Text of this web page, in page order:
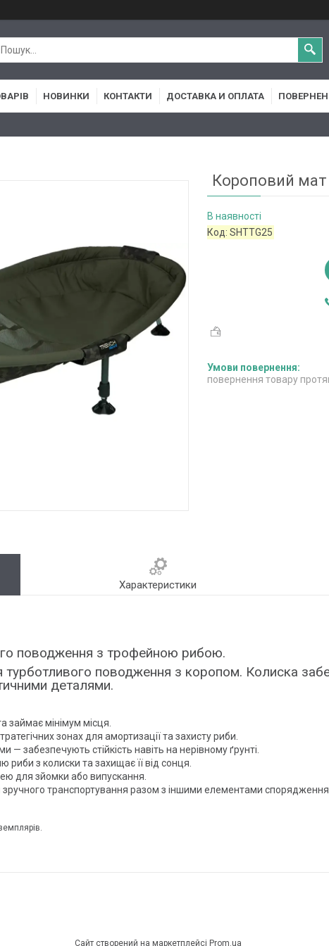
НОВИНКИ КОНТАКТИ ДОСТАВКА И ОПЛАТА
Короповий мат
В наявності
Код:SHTTG25
повернення товару
Характеристики
поводження з трофейною рибою.
турботливого поводження з коропом. Колиска
деталями.
займає мінімум місця.
зонах для амортизації та захисту риби.
забезпечують стійкість навіть на нерівному ґрунті.
з колиски та захищає її від сонця.
для зйомки або випускання.
транспортування разом з іншими елементами
Сайт створений на маркетплейсі Prom.ua